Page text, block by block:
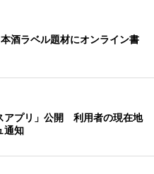
酒ラベル題材にオンライン書
アプリ」公開 利用者の現在地
通知